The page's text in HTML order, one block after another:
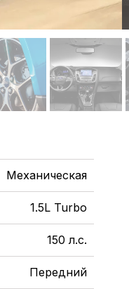
Механическая
1.5L Turbo
150 л.с.
Передний